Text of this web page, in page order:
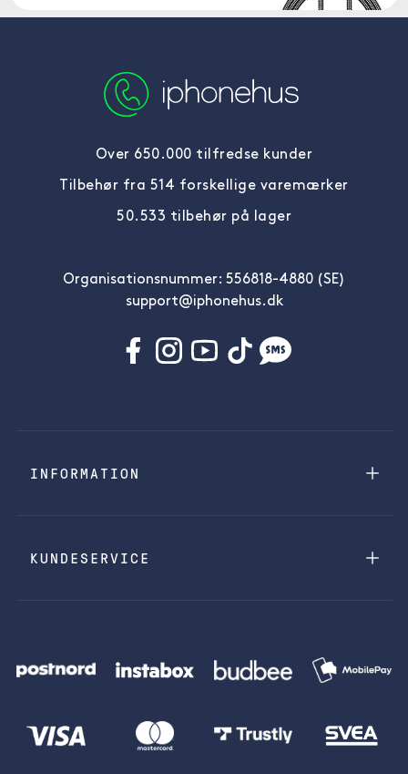
Over 650.000 tilfredse kunder
Tilbehør fra 514 forskellige varemærker
50.533 tilbehør på lager
Organisationsnummer: 556818-4880 (SE)
support@iphonehus.dk
INFORMATION
KUNDESERVICE